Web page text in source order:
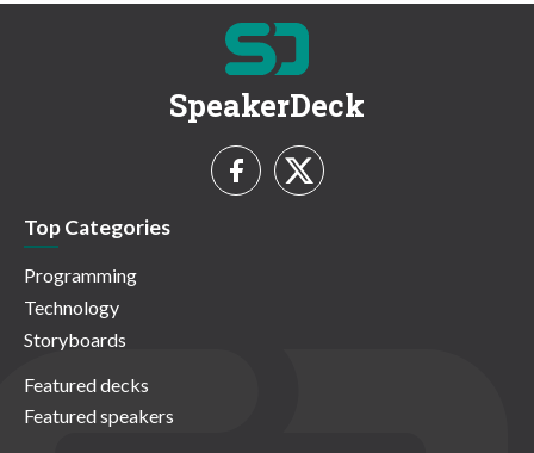
SpeakerDeck
Top Categories
Programming
Technology
Storyboards
Featured decks
Featured speakers